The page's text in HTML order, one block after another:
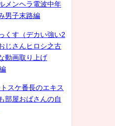
メンヘラ電波中年
男子末路編
くす（デカい強い2
じさんヒロシ之古
動画取り上げ
スケ番長のエキス
部屋おばさんの自